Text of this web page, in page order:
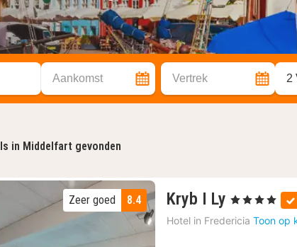
Aankomst Vertrek 2
in Middelfart gevonden
8.4
Zeer goed Kryb I Ly 1
nacht
vanaf
, 4 Sterren
Hotel in Fredericia Toon op